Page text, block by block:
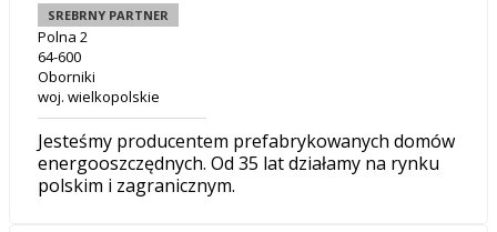
SREBRNY PARTNER
Polna 2
64-600
Oborniki
woj. wielkopolskie
Jesteśmy producentem prefabrykowanych domów
energooszczędnych. Od 35 lat działamy na rynku
polskim i zagranicznym.